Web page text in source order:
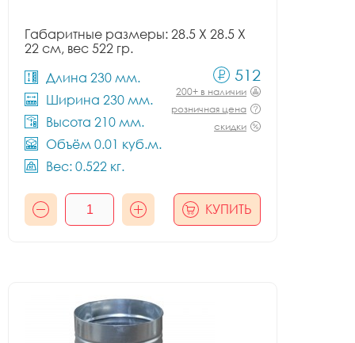
Габаритные размеры: 28.5 X 28.5 X
22 см, вес 522 гр.
Длина 230 мм.
Ширина 230 мм.
Высота 210 мм.
Объём 0.01 куб.м.
Вес: 0.522 кг.
512
200+ в наличии
розничная цена
скидки
КУПИТЬ